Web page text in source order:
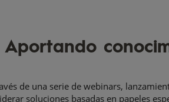
Aportando
de una serie de webinars,
soluciones basadas en papeles